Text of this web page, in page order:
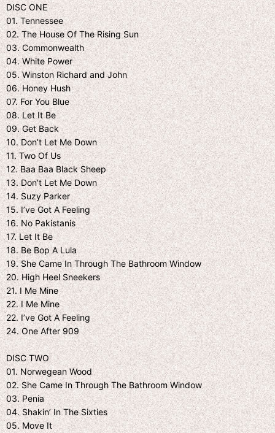
DISC ONE
01. Tennessee
02. The House Of The Rising Sun
03. Commonwealth
04. White Power
05. Winston Richard and John
06. Honey Hush
07. For You Blue
08. Let It Be
09. Get Back
10. Don’t Let Me Down
11. Two Of Us
12. Baa Baa Black Sheep
13. Don’t Let Me Down
14. Suzy Parker
15. I’ve Got A Feeling
16. No Pakistanis
17. Let It Be
18. Be Bop A Lula
19. She Came In Through The Bathroom Window
20. High Heel Sneekers
21. I Me Mine
22. I Me Mine
22. I’ve Got A Feeling
24. One After 909
DISC TWO
01. Norwegean Wood
02. She Came In Through The Bathroom Window
03. Penia
04. Shakin’ In The Sixties
05. Move It